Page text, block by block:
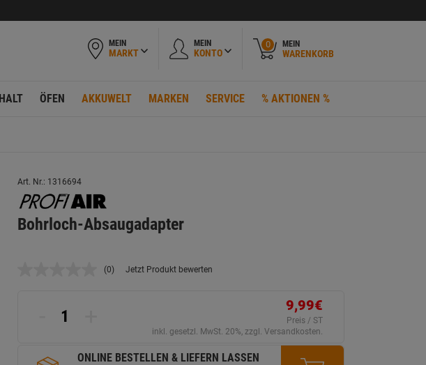
MEIN
MARKT
MEIN
KONTO
0 MEIN
WARENKORB
ÖFEN AKKUWELT MARKEN SERVICE % AKTIONEN %
Art. Nr.: 1316694
Bohrloch-Absaugadapter
Kein
(0) Jetzt Produkt bewerten
9,99€
Preis / ST
inkl. gesetzl. MwSt. 20%, zzgl. Versandkosten.
ONLINE BESTELLEN & LIEFERN LASSEN